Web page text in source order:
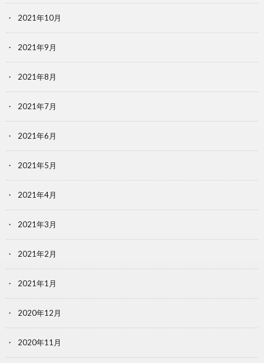
2021年10月
2021年9月
2021年8月
2021年7月
2021年6月
2021年5月
2021年4月
2021年3月
2021年2月
2021年1月
2020年12月
2020年11月